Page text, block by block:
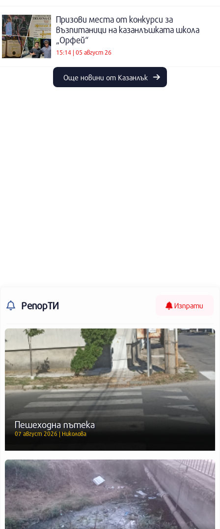
Призови места от конкурси за
възпитаници на казанлъшката школа
„Орфей“
15:14 | 05 август 26
Още новини от Казанлък
РепорТИ Изпрати
Пешеходна пътека
07 август 2026 | Николова